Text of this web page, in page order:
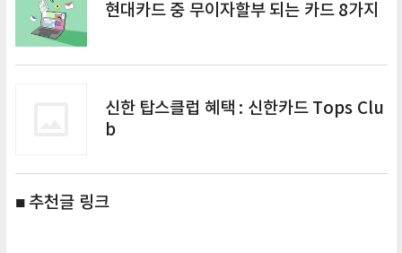
현대카드 중 무이자할부 되는 카드 8가지
신한 탑스클럽 혜택 : 신한카드 Tops Clu
b
■ 추천글 링크